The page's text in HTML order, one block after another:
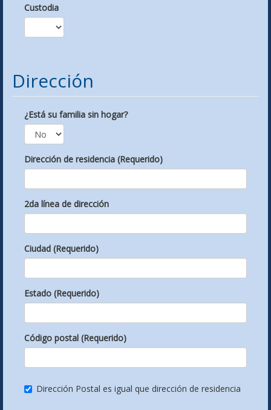
Custodia
Dirección
¿Está su familia sin hogar?
Dirección de residencia (Requerido)
2da línea de dirección
Ciudad (Requerido)
Estado (Requerido)
Código postal (Requerido)
Dirección Postal es igual que dirección de residencia